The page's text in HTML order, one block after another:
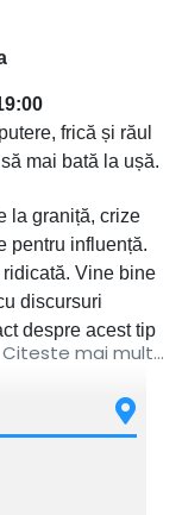
frică și răul
mai bată la ușă.
la graniță, crize
pentru influență.
Vine bine
discursuri
despre acest tip
modernă și
puterii și pe
și îl arată așa
Citeste mai mult...